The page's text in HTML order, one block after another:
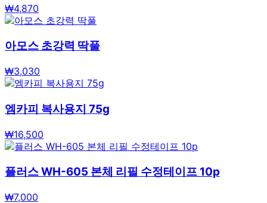
₩4,870
아모스 초강력 딱풀
₩3,030
엠카피 복사용지 75g
₩16,500
플러스 WH-605 본체 리필 수정테이프 10p
₩7,000